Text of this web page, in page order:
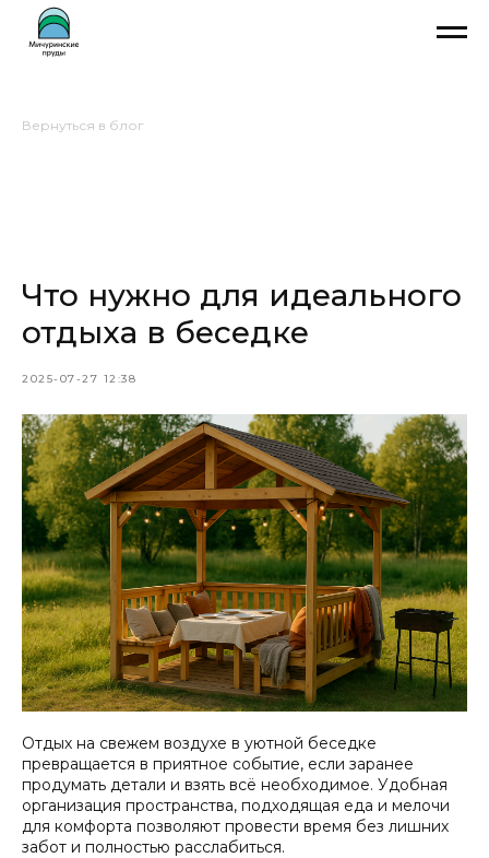
Вернуться в блог
Что нужно для идеального
отдыха в беседке
2025-07-27 12:38
Отдых на свежем воздухе в уютной беседке
превращается в приятное событие, если заранее
продумать детали и взять всё необходимое. Удобная
организация пространства, подходящая еда и мелочи
для комфорта позволяют провести время без лишних
забот и полностью расслабиться.